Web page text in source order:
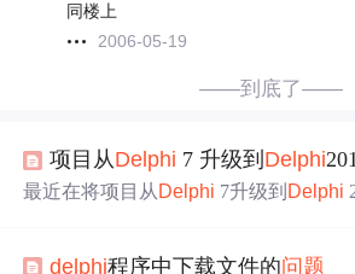
同楼上
2006-05-19
——到底了——
项目从Delphi 7 升级到 Delphi2010
最近在将项目从 Delphi 7升级到 Delphi
到屏幕四周(窗体被屏幕覆盖一部分)，
delphi程序中下载文件的问题